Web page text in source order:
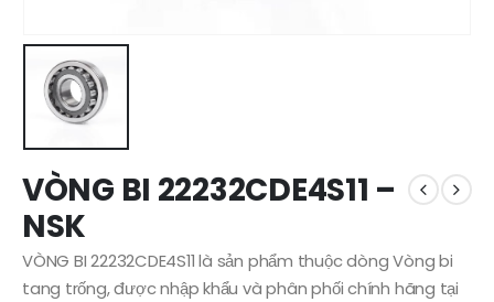
VÒNG BI 22232CDE4S11 –
NSK
VÒNG BI 22232CDE4S11 là sản phẩm thuộc dòng Vòng bi
tang trống, được nhập khẩu và phân phối chính hãng tại